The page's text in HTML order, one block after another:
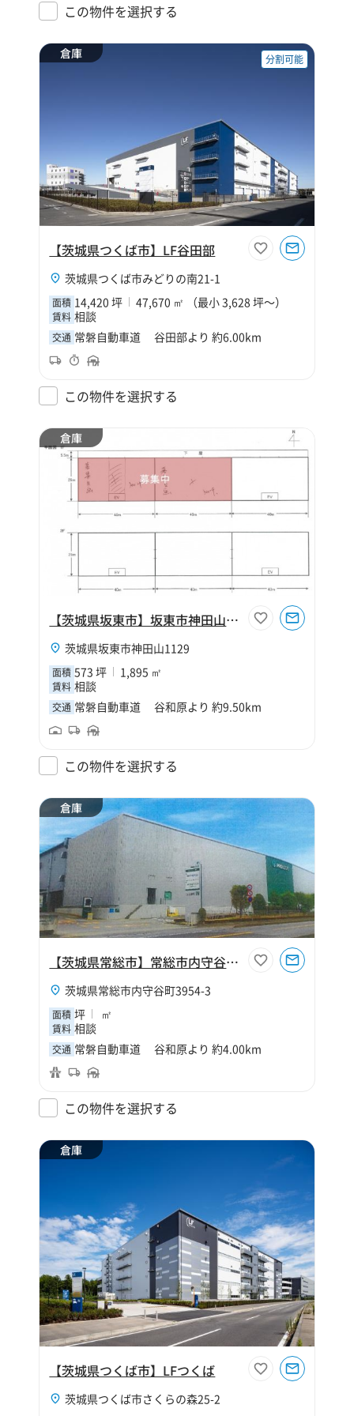
この物件を選択する
倉庫 分割可能
【茨城県つくば市】LF谷田部
茨城県つくば市みどりの南21-1
面積 14,420 坪 47,670 ㎡ （最小 3,628 坪～）
賃料 相談
交通 常磐自動車道 谷田部より 約6.00km
この物件を選択する
倉庫
【茨城県坂東市】坂東市神田山573坪倉庫（寄託）
茨城県坂東市神田山1129
面積 573 坪 1,895 ㎡
賃料 相談
交通 常磐自動車道 谷和原より 約9.50km
この物件を選択する
倉庫
【茨城県常総市】常総市内守谷町倉庫
茨城県常総市内守谷町3954-3
面積 坪 ㎡
賃料 相談
交通 常磐自動車道 谷和原より 約4.00km
この物件を選択する
倉庫
【茨城県つくば市】LFつくば
茨城県つくば市さくらの森25-2